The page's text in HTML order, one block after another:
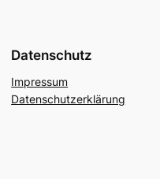
Datenschutz
Impressum
Datenschutzerklärung